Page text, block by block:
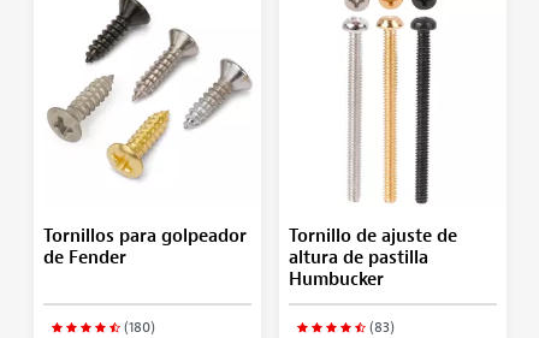
Tornillos para golpeador
de Fender
(180)
Tornillo de ajuste de
altura de pastilla
Humbucker
(83)